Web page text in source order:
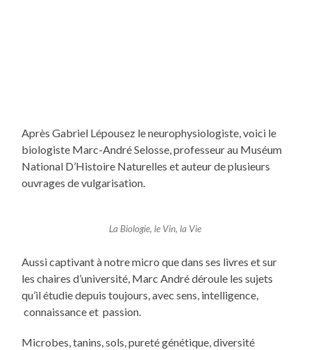
Après Gabriel Lépousez le neurophysiologiste, voici le
biologiste Marc-André Selosse, professeur au Muséum
National D’Histoire Naturelles et auteur de plusieurs
ouvrages de vulgarisation.
La Biologie, le Vin, la Vie
Aussi captivant à notre micro que dans ses livres et sur
les chaires d’université, Marc André déroule les sujets
qu’il étudie depuis toujours, avec sens, intelligence,
connaissance et passion.
Microbes, tanins, sols, pureté génétique, diversité